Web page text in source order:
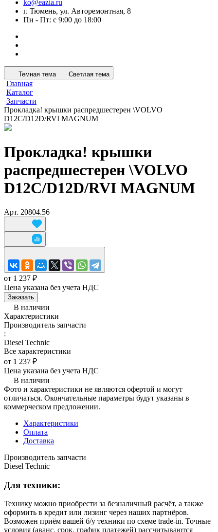
ko@eazia.ru
г. Тюмень, ул. Авторемонтная, 8
Пн - Пт: с 9:00 до 18:00
Темная тема Светлая тема
Главная
Каталог
Запчасти
Прокладка! крышки распредшестерен \VOLVO
D12C/D12D/RVI MAGNUM
Прокладка! крышки
распредшестерен \VOLVO
D12C/D12D/RVI MAGNUM
Арт. 20804.56
от 1 237 ₽
Цена указана без учета НДС
Заказать
В наличии
Характеристики
Производитель запчасти
:
Diesel Technic
Все характеристики
от 1 237 ₽
Цена указана без учета НДС
В наличии
Фото и характеристики не являются офертой и могут
отличаться. Окончательные параметры будут указаны в
коммерческом предложении.
Характеристики
Оплата
Доставка
Производитель запчасти
Diesel Technic
Для техники:
Технику можно приобрести за безналичный расчёт, а также
оформить в кредит или лизинг через наших партнёров.
Возможен приём вашей б/у техники по схеме trade-in. Точные
условия (аванс, срок, график платежей) рассчитываются